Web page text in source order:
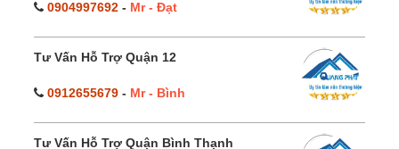
0904997692 - Mr - Đạt
Tư Vấn Hỗ Trợ Quận 12
0912655679 - Mr - Bình
Tư Vấn Hỗ Trợ Quận Bình Thạnh